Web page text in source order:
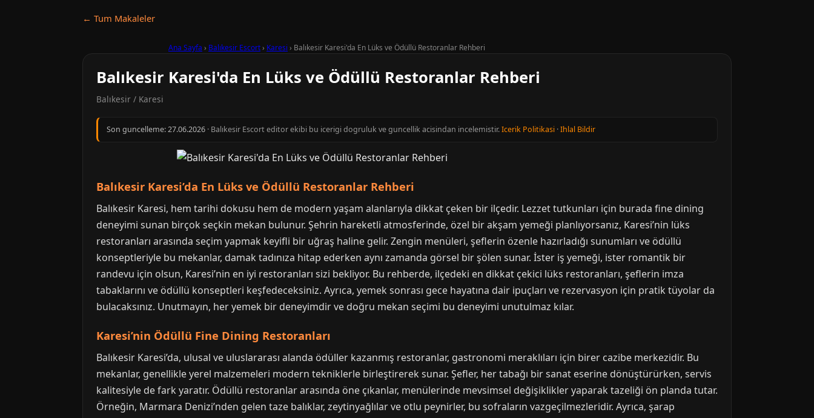
← Tum Makaleler
Ana Sayfa › Balıkesir Escort› Karesi › Balıkesir Karesi'da En Lüks ve Ödüllü Restoranlar Rehberi
Balıkesir Karesi'da En Lüks ve Ödüllü Restoranlar Rehberi
Balıkesir / Karesi
Son guncelleme:27.06.2026 · Balıkesir Escort editor ekibi bu icerigi dogruluk ve guncellik acisindan incelemistir.Icerik Politikasi ·Ihlal Bildir
Balıkesir Karesi’da En Lüks ve Ödüllü Restoranlar Rehberi
Balıkesir Karesi, hem tarihi dokusu hem de modern yaşam alanlarıyla dikkat çeken bir ilçedir. Lezzet tutkunları için burada fine dining
deneyimi sunan birçok seçkin mekan bulunur. Şehrin hareketli atmosferinde, özel bir akşam yemeği planlıyorsanız, Karesi’nin lüks
restoranları arasında seçim yapmak keyifli bir uğraş haline gelir. Zengin menüleri, şeflerin özenle hazırladığı sunumları ve ödüllü
konseptleriyle bu mekanlar, damak tadınıza hitap ederken aynı zamanda görsel bir şölen sunar. İster iş yemeği, ister romantik bir
randevu için olsun, Karesi’nin en iyi restoranları sizi bekliyor. Bu rehberde, ilçedeki en dikkat çekici lüks restoranları, şeflerin imza
tabaklarını ve ödüllü konseptleri keşfedeceksiniz. Ayrıca, yemek sonrası gece hayatına dair ipuçları ve rezervasyon için pratik tüyolar da
bulacaksınız. Unutmayın, her yemek bir deneyimdir ve doğru mekan seçimi bu deneyimi unutulmaz kılar.
Karesi’nin Ödüllü Fine Dining Restoranları
Balıkesir Karesi’da, ulusal ve uluslararası alanda ödüller kazanmış restoranlar, gastronomi meraklıları için birer cazibe merkezidir. Bu
mekanlar, genellikle yerel malzemeleri modern tekniklerle birleştirerek sunar. Şefler, her tabağı bir sanat eserine dönüştürürken, servis
kalitesiyle de fark yaratır. Ödüllü restoranlar arasında öne çıkanlar, menülerinde mevsimsel değişiklikler yaparak tazeliği ön planda tutar.
Örneğin, Marmara Denizi’nden gelen taze balıklar, zeytinyağlılar ve otlu peynirler, bu sofraların vazgeçilmezleridir. Ayrıca, şarap